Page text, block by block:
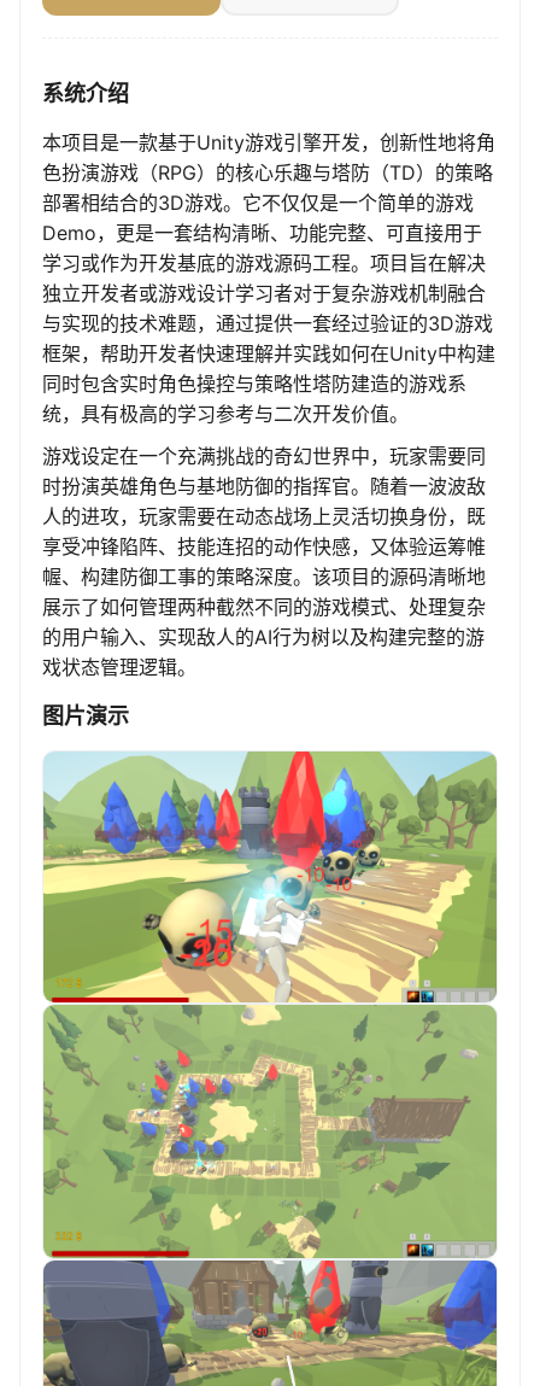
系统介绍
本项目是一款基于Unity游戏引擎开发，创新性地将角
色扮演游戏（RPG）的核心乐趣与塔防（TD）的策略
部署相结合的3D游戏。它不仅仅是一个简单的游戏
Demo，更是一套结构清晰、功能完整、可直接用于
学习或作为开发基底的游戏源码工程。项目旨在解决
独立开发者或游戏设计学习者对于复杂游戏机制融合
与实现的技术难题，通过提供一套经过验证的3D游戏
框架，帮助开发者快速理解并实践如何在Unity中构建
同时包含实时角色操控与策略性塔防建造的游戏系
统，具有极高的学习参考与二次开发价值。
游戏设定在一个充满挑战的奇幻世界中，玩家需要同
时扮演英雄角色与基地防御的指挥官。随着一波波敌
人的进攻，玩家需要在动态战场上灵活切换身份，既
享受冲锋陷阵、技能连招的动作快感，又体验运筹帷
幄、构建防御工事的策略深度。该项目的源码清晰地
展示了如何管理两种截然不同的游戏模式、处理复杂
的用户输入、实现敌人的AI行为树以及构建完整的游
戏状态管理逻辑。
图片演示